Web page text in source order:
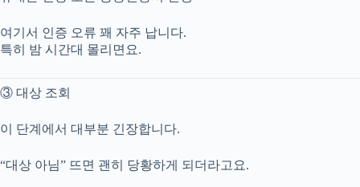
여기서 인증 오류 꽤 자주 납니다.
특히 밤 시간대 몰리면요.
③ 대상 조회
이 단계에서 대부분 긴장합니다.
“대상 아님” 뜨면 괜히 당황하게 되더라고요.